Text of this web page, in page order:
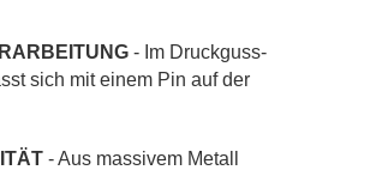
- Im Druckguss-
sich mit einem Pin auf der
- Aus massivem Metall